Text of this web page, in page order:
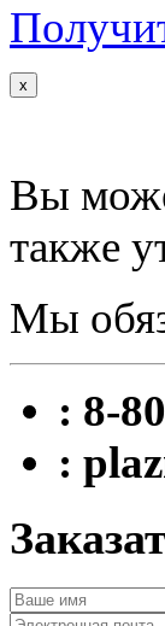
x
Вы
также
Мы
: 8-
: